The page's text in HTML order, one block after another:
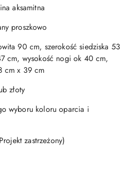
aksamitna
proszkowo
90 cm, szerokość siedziska 53
cm, wysokość nogi ok 40 cm,
cm x 39 cm
złoty
wyboru koloru oparcia i
zastrzeżony)